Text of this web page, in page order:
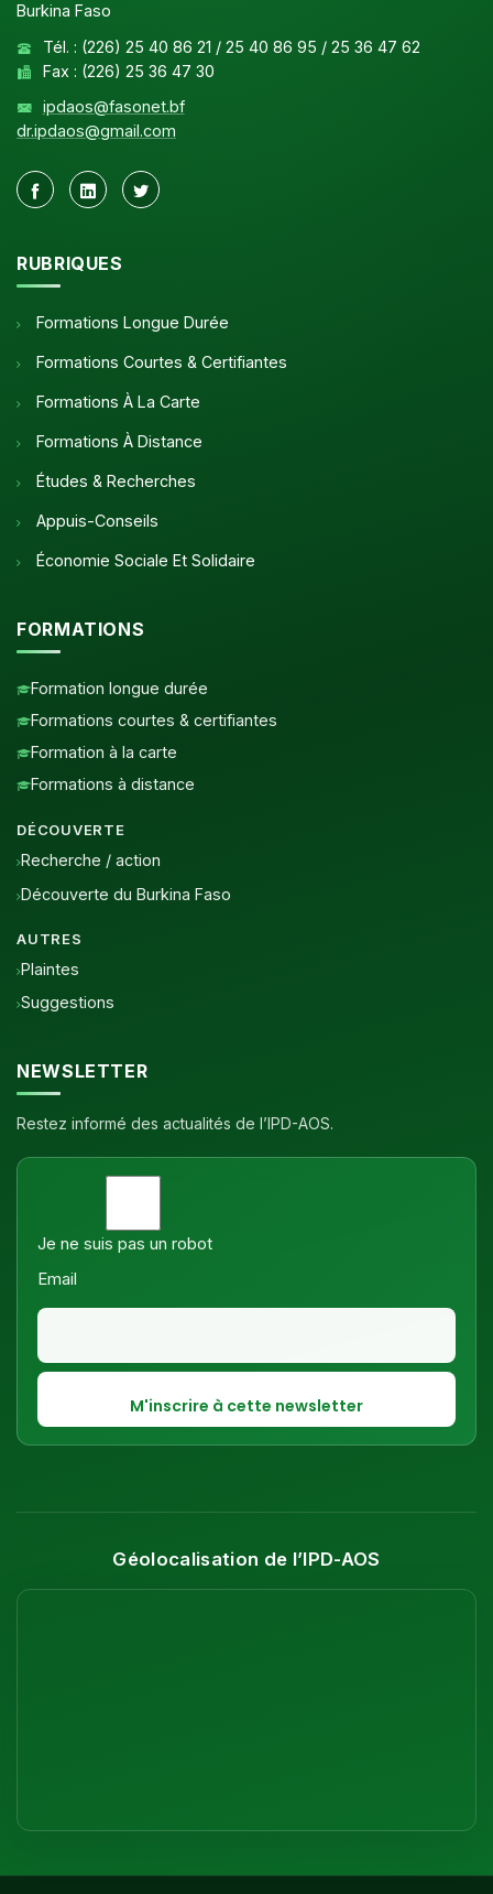
Burkina Faso
Tél. : (226) 25 40 86 21 / 25 40 86 95 / 25 36 47 62
Fax : (226) 25 36 47 30
ipdaos@fasonet.bf
dr.ipdaos@gmail.com
RUBRIQUES
Formations Longue Durée
Formations Courtes & Certifiantes
Formations À La Carte
Formations À Distance
Études & Recherches
Appuis-Conseils
Économie Sociale Et Solidaire
FORMATIONS
Formation longue durée
Formations courtes & certifiantes
Formation à la carte
Formations à distance
DÉCOUVERTE
Recherche / action
Découverte du Burkina Faso
AUTRES
Plaintes
Suggestions
NEWSLETTER
Restez informé des actualités de l’IPD-AOS.
Je ne suis pas un robot
Email
Géolocalisation de l’IPD-AOS